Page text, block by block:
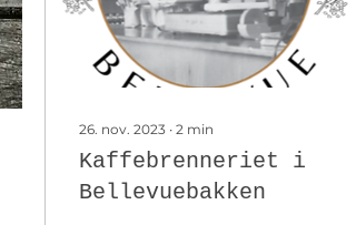
26. nov. 2023 ∙ 2 min
Kaffebrenneriet i
Bellevuebakken